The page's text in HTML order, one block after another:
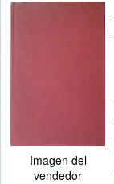
Imagen del
vendedor